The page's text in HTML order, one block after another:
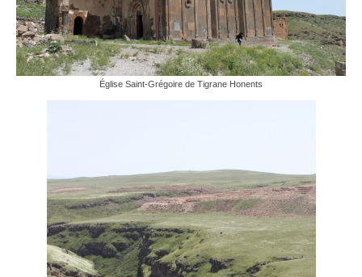
Église Saint-Grégoire de Tigrane Honents